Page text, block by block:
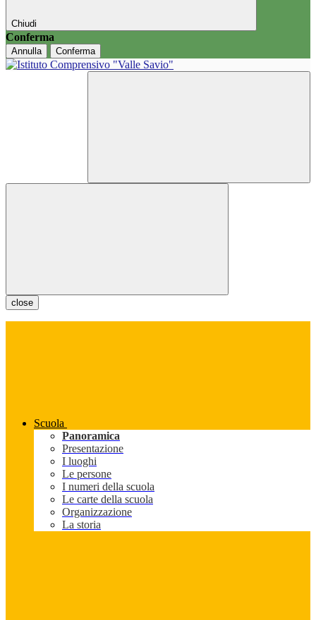
Chiudi
Conferma
Annulla Conferma
close
Scuola
Panoramica
Presentazione
I luoghi
Le persone
I numeri della scuola
Le carte della scuola
Organizzazione
La storia